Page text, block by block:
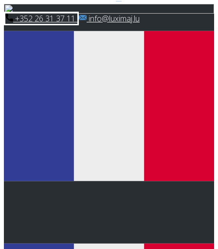
Skip
to
content
​+352 26 31 37 11 ​info@luximaj.lu